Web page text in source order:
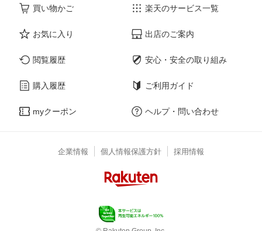
買い物かご
お気に入り
閲覧履歴
購入履歴
myクーポン
楽天のサービス一覧
出店のご案内
安心・安全の取り組み
ご利用ガイド
ヘルプ・問い合わせ
企業情報 個人情報保護方針 採用情報